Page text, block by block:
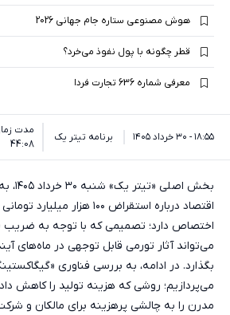
هوش مصنوعی ستاره جام جهانی 2026
قطر چگونه با پول نفوذ می‌خرد؟
معرفی شماره 636 تجارت فردا
۱۸:۵۵ - ۳۰ خرداد ۱۴۰۵ برنامه تیتر یک
مدت
44:08
بخش
اقتصاد درباره استقراض ۱۰۰
اختصاص دارد؛ تصمیمی که با توجه به ضریب
می‌تواند آثار تورمی قابل توجهی در ماه‌های
بگذارد. در ادامه، به بررسی فناوری
می‌پردازیم؛ روشی که هزینه تولید را کاهش
مدرن را به چالشی پرهزینه برای مالکان و